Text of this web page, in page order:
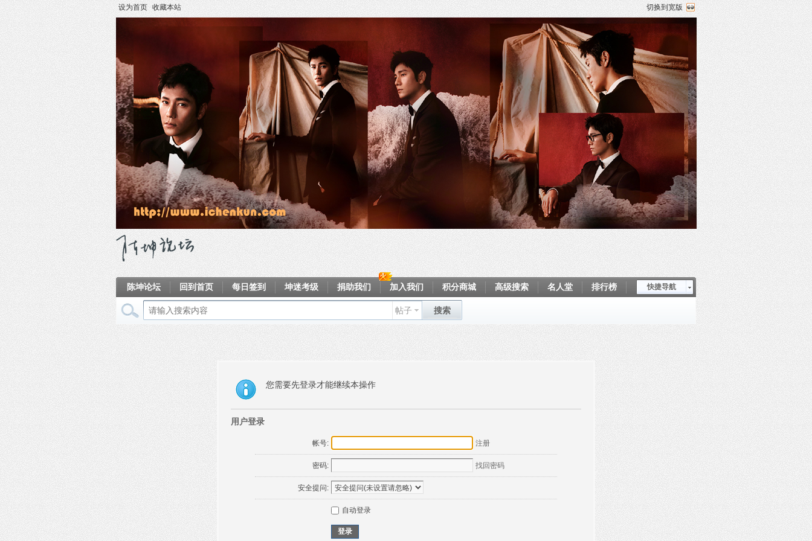
设为首页 收藏本站 切换到宽版
快捷导航
陈坤论坛 回到首页 每日签到 坤迷考级 捐助我们 加入我们 积分商城 高级搜索 名人堂
排行榜
帖子 搜索
您需要先登录才能继续本操作
用户登录
帐号: 注册
密码: 找回密码
安全提问:
自动登录
登录